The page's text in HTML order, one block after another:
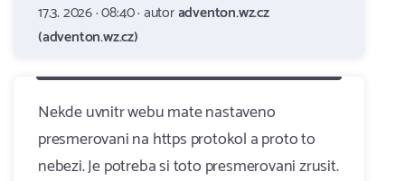
17.3. 2026 · 08:40 · autoradventon.wz.cz
(adventon.wz.cz)
Nekde uvnitr webu mate nastaveno
presmerovani na https protokol a proto to
nebezi. Je potreba si toto presmerovani zrusit.